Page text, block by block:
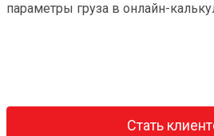
параметры груза в онлайн-
Стать